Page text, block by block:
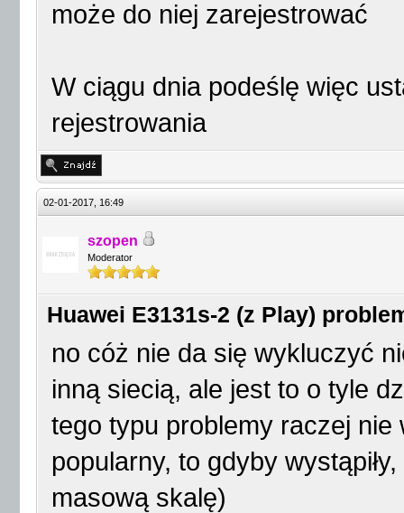
może do niej zarejestrować
W ciągu dnia podeślę więc
rejestrowania
02-01-2017, 16:49
szopen
Moderator
Huawei E3131s-2 (z Play)
no cóż nie da się wykluczyć
inną siecią, ale jest to o tyle
tego typu problemy raczej nie
popularny, to gdyby
masową skalę)